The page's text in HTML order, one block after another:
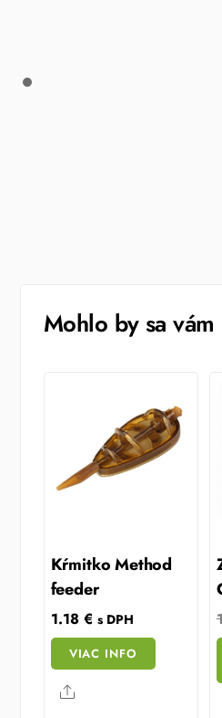
Mohlo by sa
Kŕmitko Method
feeder
1.18 € s DPH
VIAC INFO
Share